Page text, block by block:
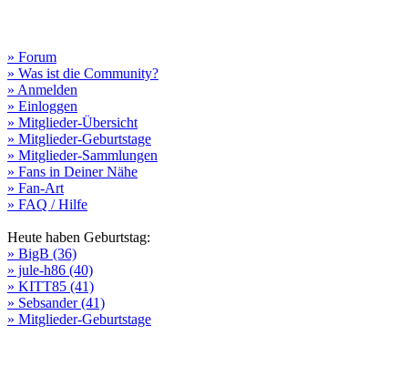
» Forum
» Was ist die Community?
» Anmelden
» Einloggen
» Mitglieder-Übersicht
» Mitglieder-Geburtstage
» Mitglieder-Sammlungen
» Fans in Deiner Nähe
» Fan-Art
» FAQ / Hilfe
Heute haben Geburtstag:
» BigB (36)
» jule-h86 (40)
» KITT85 (41)
» Sebsander (41)
» Mitglieder-Geburtstage